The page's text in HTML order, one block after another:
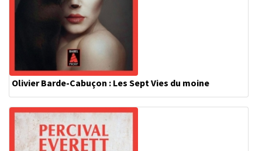
Olivier Barde-Cabuçon : Les Sept Vies du moine